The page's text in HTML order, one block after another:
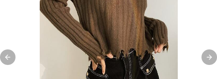
Previous slide